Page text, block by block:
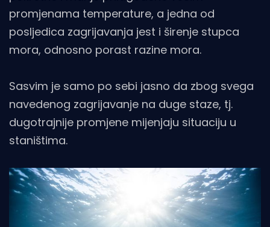
promjenama temperature, a jedna od
posljedica zagrijavanja jest i širenje stupca
mora, odnosno porast razine mora.
Sasvim je samo po sebi jasno da zbog svega
navedenog zagrijavanje na duge staze, tj.
dugotrajnije promjene mijenjaju situaciju u
staništima.